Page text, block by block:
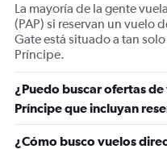
La mayoría de la gente
(PAP) si reservan un vuelo
Gate está situado a tan
Príncipe.
¿Puedo buscar ofertas
Príncipe que incluyan
¿Cómo busco vuelos